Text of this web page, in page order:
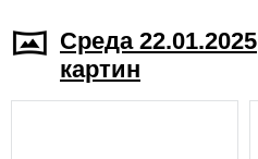
Среда 22.01.2025
картин